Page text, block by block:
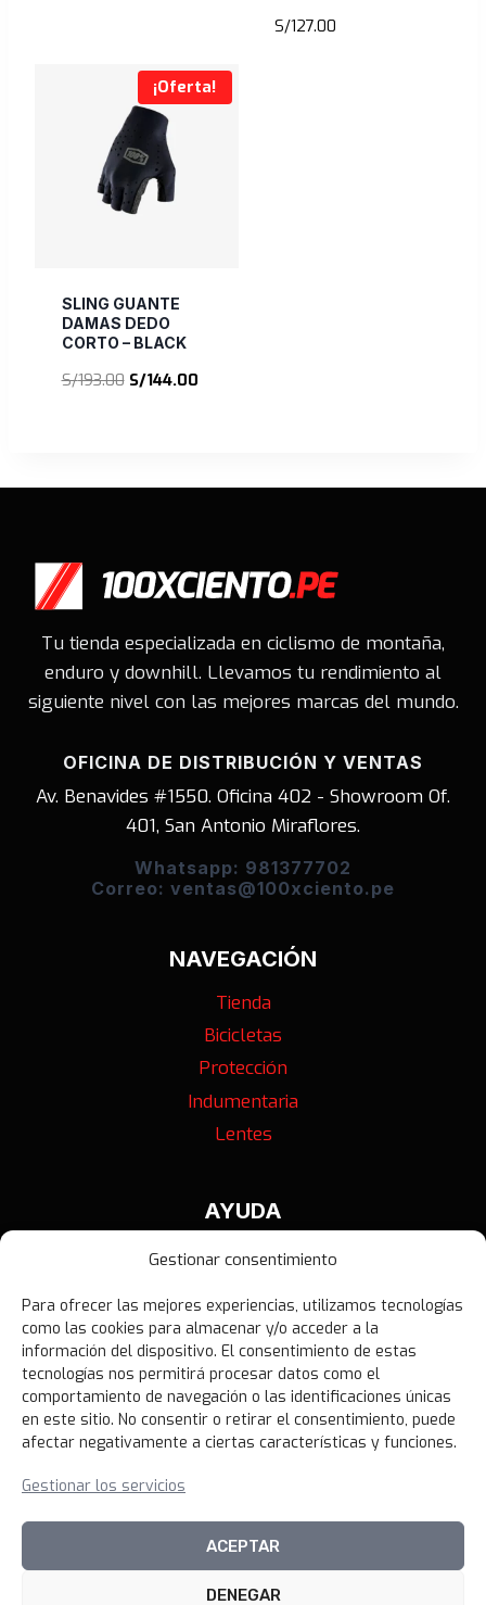
Gestionar consentimiento
Para ofrecer las mejores experiencias, utilizamos tecnologías
como las cookies para almacenar y/o acceder a la
información del dispositivo. El consentimiento de estas
tecnologías nos permitirá procesar datos como el
comportamiento de navegación o las identificaciones únicas
en este sitio. No consentir o retirar el consentimiento, puede
afectar negativamente a ciertas características y funciones.
Gestionar los servicios
ACEPTAR
DENEGAR
S/159.00.S/115.00.
S/127.00
¡Oferta!
SLING GUANTE
DAMAS DEDO
CORTO – BLACK
S/193.00 El
S/144.00El
Tu tienda especializada en ciclismo de montaña,
enduro y downhill. Llevamos tu rendimiento al
siguiente nivel con las mejores marcas del mundo.
OFICINA DE DISTRIBUCIÓN Y VENTAS
Av. Benavides #1550. Oficina 402 - Showroom Of.
401, San Antonio Miraflores.
Whatsapp: 981377702
Correo: ventas@100xciento.pe
NAVEGACIÓN
Tienda
Bicicletas
Protección
Indumentaria
Lentes
AYUDA
Contáctanos
Política de Privacidad
Política de Devoluciones
Libro de Reclamaciones